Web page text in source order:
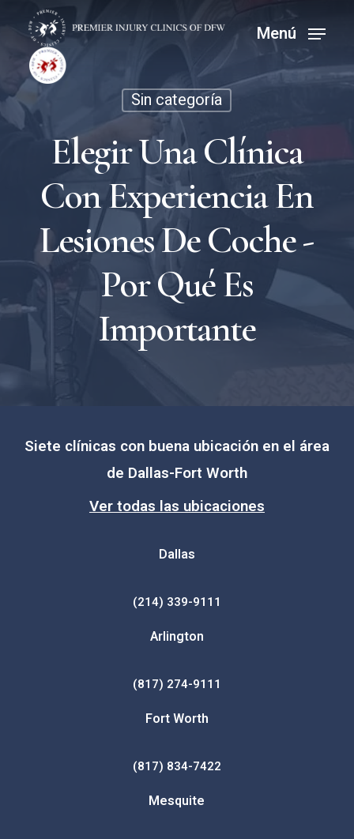
contenido
principal
Menú
Sin categoría
Elegir Una Clínica
Con Experiencia En
Lesiones De Coche -
Por Qué Es
Importante
Siete clínicas con buena ubicación en el área
de Dallas-Fort Worth
Ver todas las ubicaciones
Dallas
(214) 339-9111
Arlington
(817) 274-9111
Fort Worth
(817) 834-7422
Mesquite